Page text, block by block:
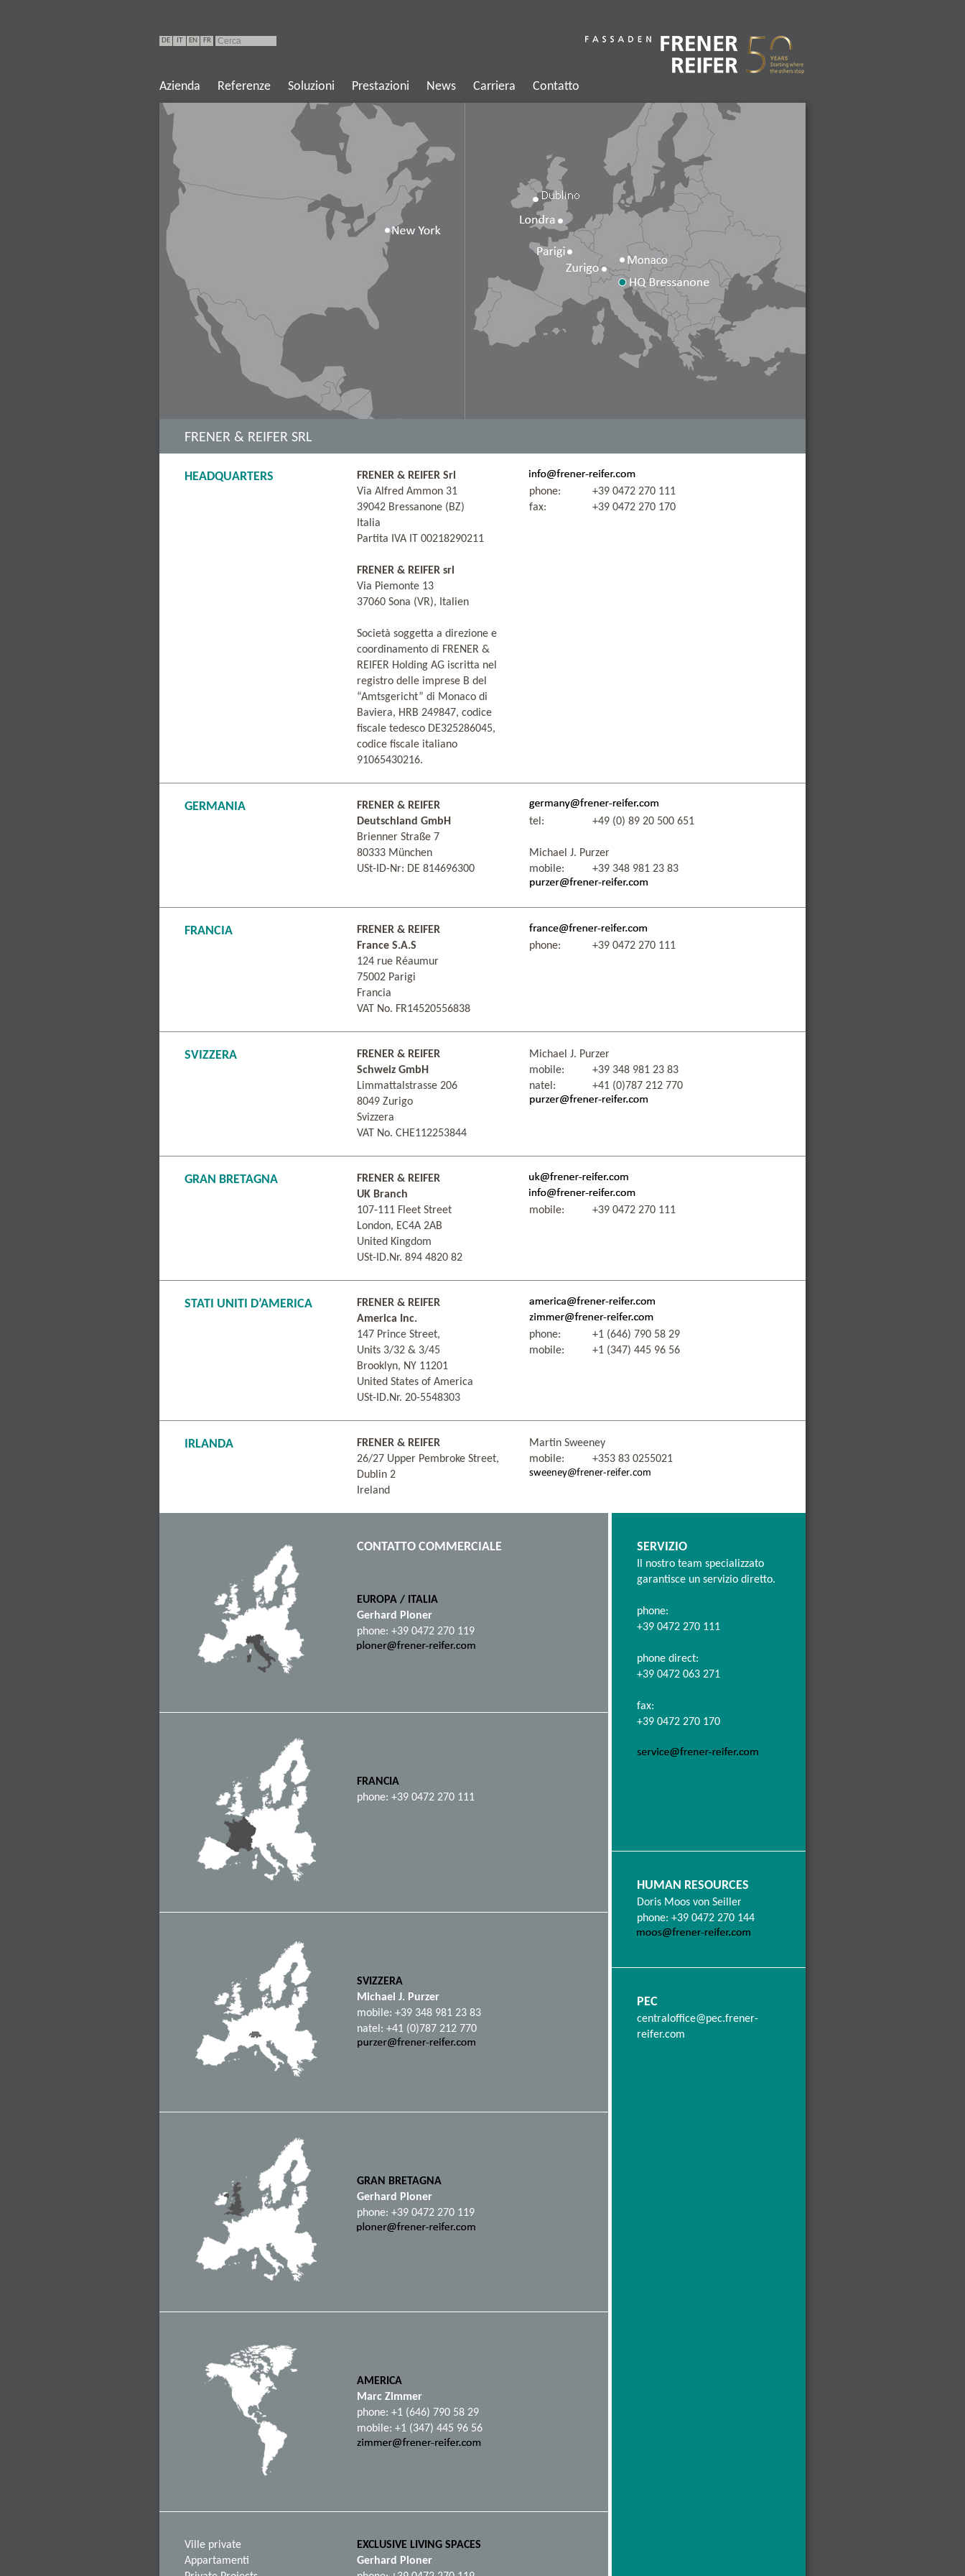
DE IT EN FR
Azienda Referenze Soluzioni Prestazioni News Carriera Contatto
FRENER & REIFER SRL
HEADQUARTERS
FRENER & REIFER Srl
Via Alfred Ammon 31
39042 Bressanone (BZ)
Italia
Partita IVA IT 00218290211
FRENER & REIFER srl
Via Piemonte 13
37060 Sona (VR), Italien
Società soggetta a direzione e
coordinamento di FRENER &
REIFER Holding AG iscritta nel
registro delle imprese B del
“Amtsgericht” di Monaco di
Baviera, HRB 249847, codice
fiscale tedesco DE325286045,
codice fiscale italiano
91065430216.
phone:
+39 0472 270 111
fax:
+39 0472 270 170
GERMANIA
FRENER & REIFER
Deutschland GmbH
Brienner Straße 7
80333 München
USt-ID-Nr: DE 814696300
tel: +49 (0) 89 20 500 651
Michael J. Purzer
mobile:
+39 348 981 23 83
FRANCIA
FRENER & REIFER
France S.A.S
124 rue Réaumur
75002 Parigi
Francia
VAT No. FR14520556838
phone: +39 0472 270 111
SVIZZERA
FRENER & REIFER
Schweiz GmbH
Limmattalstrasse 206
8049 Zurigo
Svizzera
VAT No. CHE112253844
Michael J. Purzer
mobile:
+39 348 981 23 83
natel:
+41 (0)787 212 770
GRAN BRETAGNA
FRENER & REIFER
UK Branch
107-111 Fleet Street
London, EC4A 2AB
United Kingdom
USt-ID.Nr. 894 4820 82
mobile: +39 0472 270 111
STATI UNITI D’AMERICA
FRENER & REIFER
America Inc.
147 Prince Street,
Units 3/32 & 3/45
Brooklyn, NY 11201
United States of America
USt-ID.Nr. 20-5548303
phone:
+1 (646) 790 58 29
mobile:
+1 (347) 445 96 56
IRLANDA
FRENER & REIFER
26/27 Upper Pembroke Street,
Dublin 2
Ireland
Martin Sweeney
mobile:
+353 83 0255021
CONTATTO COMMERCIALE
EUROPA / ITALIA
Gerhard Ploner
phone: +39 0472 270 119
FRANCIA
phone: +39 0472 270 111
SVIZZERA
Michael J. Purzer
mobile: +39 348 981 23 83
natel: +41 (0)787 212 770
GRAN BRETAGNA
Gerhard Ploner
phone: +39 0472 270 119
AMERICA
Marc Zimmer
phone: +1 (646) 790 58 29
mobile: +1 (347) 445 96 56
Ville private
Appartamenti
EXCLUSIVE LIVING SPACES
Gerhard Ploner
SERVIZIO
Il nostro team specializzato
garantisce un servizio diretto.
phone:
+39 0472 270 111
phone direct:
+39 0472 063 271
fax:
+39 0472 270 170
HUMAN RESOURCES
Doris Moos von Seiller
phone: +39 0472 270 144
PEC
centraloffice@pec.frener-
reifer.com